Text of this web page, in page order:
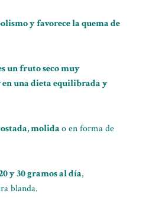
y favorece la quema de
un fruto seco muy
una dieta equilibrada y
molidao en forma de
y 30 gramos al día,
blanda.